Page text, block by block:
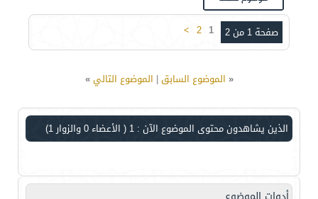
صفحة 1 من 2 1
2
>
« الموضوع السابق| الموضوع التالي»
الذين يشاهدون محتوى الموضوع الآن : 1 ( الأعضاء 0 والزوار 1)